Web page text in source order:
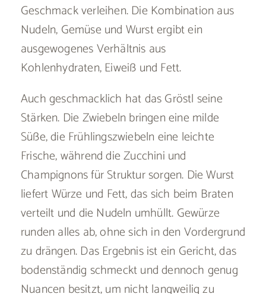
Geschmack verleihen. Die Kombination aus
Nudeln, Gemüse und Wurst ergibt ein
ausgewogenes Verhältnis aus
Kohlenhydraten, Eiweiß und Fett.
Auch geschmacklich hat das Gröstl seine
Stärken. Die Zwiebeln bringen eine milde
Süße, die Frühlingszwiebeln eine leichte
Frische, während die Zucchini und
Champignons für Struktur sorgen. Die Wurst
liefert Würze und Fett, das sich beim Braten
verteilt und die Nudeln umhüllt. Gewürze
runden alles ab, ohne sich in den Vordergrund
zu drängen. Das Ergebnis ist ein Gericht, das
bodenständig schmeckt und dennoch genug
Nuancen besitzt, um nicht langweilig zu